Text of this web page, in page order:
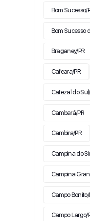
Bom Sucesso/
Bom Sucesso
Braganey/PR
Cafeara/PR
Cafezal do
Cambará/PR
Cambira/PR
Campina do
Campina
Campo Bonito/
Campo Largo/